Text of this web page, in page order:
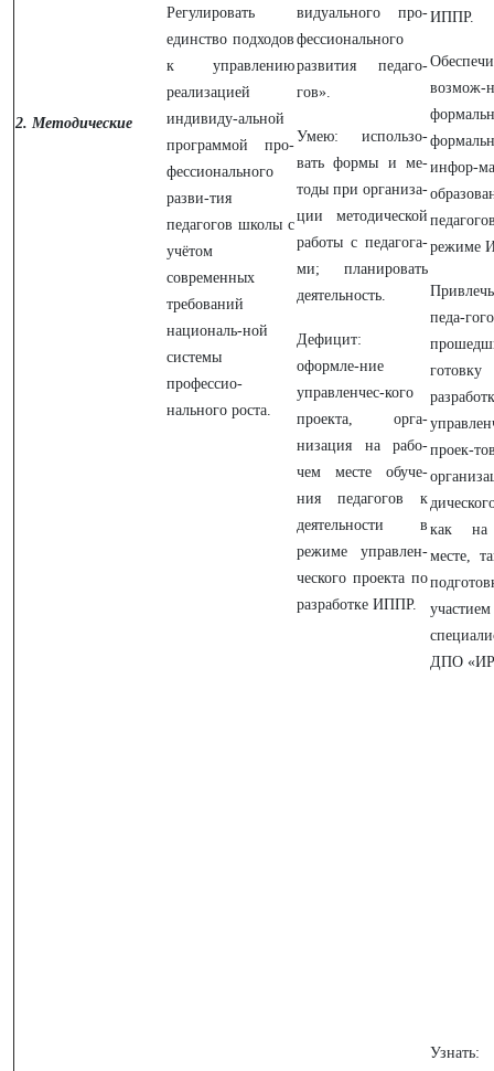
2. Методические
Регулировать
единство подходов
к управлению
реализацией
индивиду-альной
программой про-
фессионального
разви-тия
педагогов школы с
учётом
современных
требований
националь-ной
системы
профессио-
нального роста.
видуального про-
фессионального
развития педаго-
гов».
Умею: использо-
вать формы и ме-
тоды при организа-
ции методической
работы с педагога-
ми; планировать
деятельность.
Дефицит:
оформле-ние
управленчес-кого
проекта, орга-
низация на рабо-
чем месте обуче-
ния педагогов к
деятельности в
режиме управлен-
ческого проекта по
разработке ИППР.
ИППР.
возмож-
инфор-
режиме
педа-
как на
месте,
участием
ДПО
Узнать: